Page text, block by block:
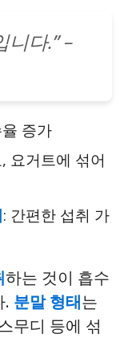
다.” –
증가
요거트에 섞어
: 간편한 섭취 가
하는 것이 흡수
. 분말 형태는
무디 등에 섞